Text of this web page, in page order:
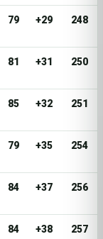
79 +29 248
81 +31 250
85 +32 251
79 +35 254
84 +37 256
84 +38 257